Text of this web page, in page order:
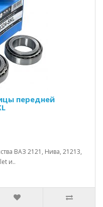
передней
ВАЗ 2121, Нива, 21213,
и..